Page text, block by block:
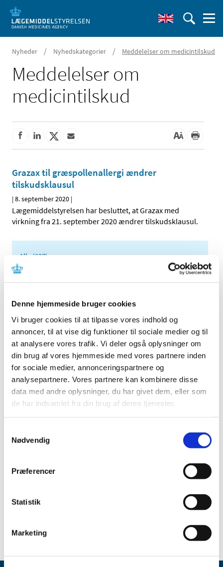
Denne hjemmeside bruger cookies
Vi bruger cookies til at tilpasse vores indhold og
annoncer, til at vise dig funktioner til sociale medier og til
at analysere vores trafik. Vi deler også oplysninger om
din brug af vores hjemmeside med vores partnere inden
for sociale medier, annonceringspartnere og
analysepartnere. Vores partnere kan kombinere disse
data med andre oplysninger, du har givet dem, eller som
de har indsamlet fra din brug af deres tjenester.
Nødvendig
Præferencer
Statistik
Marketing
Nyheder / Nyhedskategorier / Meddelelser om medicintilskud
Meddelelser om
medicintilskud
Grazax til græspollenallergi ændrer
tilskudsklausul
|8. september 2020 |
Lægemiddelstyrelsen har besluttet, at Grazax med
virkning fra 21. september 2020 ændrer tilskudsklausul.
Alle (237)
TID
2025 (17)
2024 (17)
2023 (26)
2022 (16)
2021 (35)
2020 (11)
december (1)
juni (1)
februar (1)
2019 (45)